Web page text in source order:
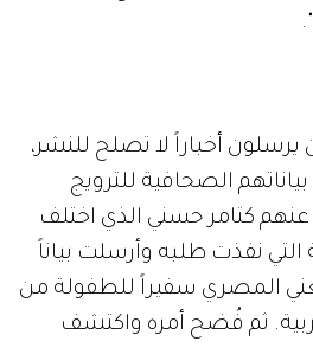
يرسلون أخباراً لا تصلح للنشر،
الصحافية للترويج
عنهم كتامر حسني الذي اختلف
نفذت طلبه وأرسلت بياناً
المصري سفيراً للطفولة من
ثم فُضح أمره واكتشف